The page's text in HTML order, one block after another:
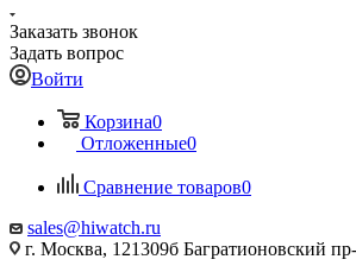
Заказать звонок
Задать вопрос
Войти
Корзина0
Отложенные0
Сравнение товаров0
sales@hiwatch.ru
г. Москва, 121309б Багратионовский